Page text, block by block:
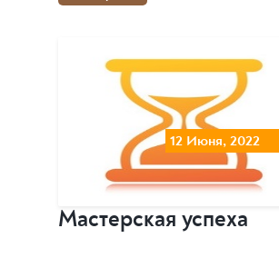
12 Июня, 2022
Мастерская успеха